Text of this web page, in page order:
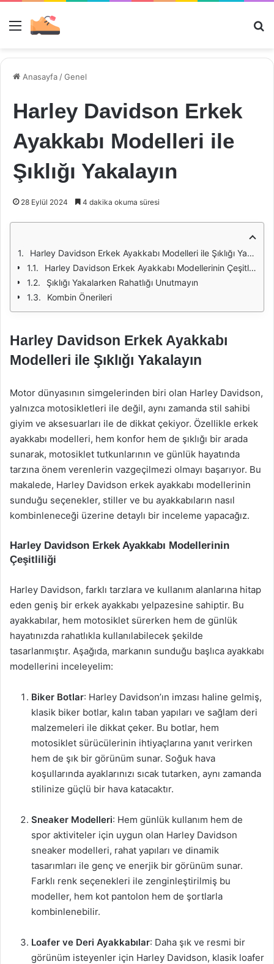
Menü
Anasayfa /Genel
Harley Davidson Erkek
Ayakkabı Modelleri ile
Şıklığı Yakalayın
28 Eylül 2024 4 dakika okuma süresi
Harley Davidson Erkek Ayakkabı Modelleri ile Şıklığı Yakalayın
Harley Davidson Erkek Ayakkabı Modellerinin Çeşitliliği
Şıklığı Yakalarken Rahatlığı Unutmayın
Kombin Önerileri
Harley Davidson Erkek Ayakkabı
Modelleri ile Şıklığı Yakalayın
Motor dünyasının simgelerinden biri olan Harley Davidson,
yalnızca motosikletleri ile değil, aynı zamanda stil sahibi
giyim ve aksesuarları ile de dikkat çekiyor. Özellikle erkek
ayakkabı modelleri, hem konfor hem de şıklığı bir arada
sunarak, motosiklet tutkunlarının ve günlük hayatında
tarzına önem verenlerin vazgeçilmezi olmayı başarıyor. Bu
makalede, Harley Davidson erkek ayakkabı modellerinin
sunduğu seçenekler, stiller ve bu ayakkabıların nasıl
kombinleneceği üzerine detaylı bir inceleme yapacağız.
Harley Davidson Erkek Ayakkabı Modellerinin
Çeşitliliği
Harley Davidson, farklı tarzlara ve kullanım alanlarına hitap
eden geniş bir erkek ayakkabı yelpazesine sahiptir. Bu
ayakkabılar, hem motosiklet sürerken hem de günlük
hayatınızda rahatlıkla kullanılabilecek şekilde
tasarlanmıştır. Aşağıda, markanın sunduğu başlıca ayakkabı
modellerini inceleyelim:
Biker Botlar: Harley Davidson’ın imzası haline gelmiş,
klasik biker botlar, kalın taban yapıları ve sağlam deri
malzemeleri ile dikkat çeker. Bu botlar, hem
motosiklet sürücülerinin ihtiyaçlarına yanıt verirken
hem de şık bir görünüm sunar. Soğuk hava
koşullarında ayaklarınızı sıcak tutarken, aynı zamanda
stilinize güçlü bir hava katacaktır.
Sneaker Modelleri: Hem günlük kullanım hem de
spor aktiviteler için uygun olan Harley Davidson
sneaker modelleri, rahat yapıları ve dinamik
tasarımları ile genç ve enerjik bir görünüm sunar.
Farklı renk seçenekleri ile zenginleştirilmiş bu
modeller, hem kot pantolon hem de şortlarla
kombinlenebilir.
Loafer ve Deri Ayakkabılar: Daha şık ve resmi bir
görünüm isteyenler için Harley Davidson, klasik loafer